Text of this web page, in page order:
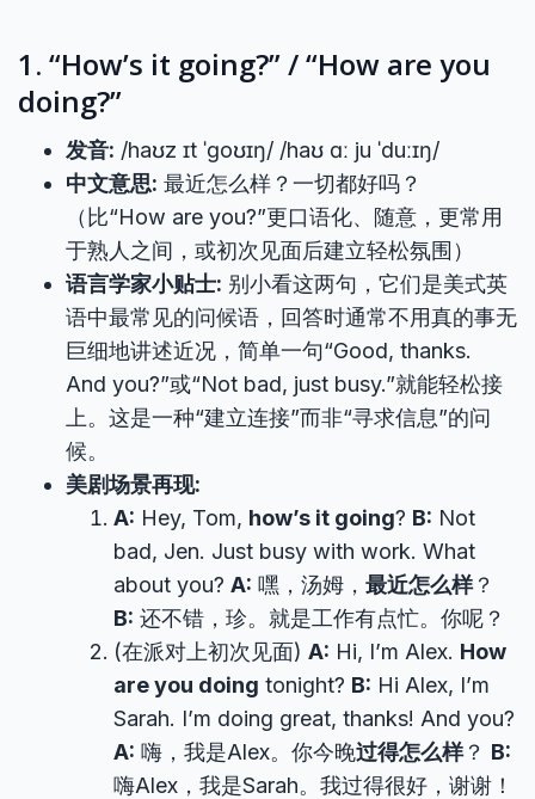
1. “How’s it going?” / “How are you
doing?”
发音: /haʊz ɪt ˈɡoʊɪŋ/ /haʊ ɑː ju ˈduːɪŋ/
中文意思: 最近怎么样？一切都好吗？
（比“How are you?”更口语化、随意，更常用
于熟人之间，或初次见面后建立轻松氛围）
语言学家小贴士: 别小看这两句，它们是美式英
语中最常见的问候语，回答时通常不用真的事无
巨细地讲述近况，简单一句“Good, thanks.
And you?”或“Not bad, just busy.”就能轻松接
上。这是一种“建立连接”而非“寻求信息”的问
候。
美剧场景再现:
A: Hey, Tom, how’s it going? B: Not
bad, Jen. Just busy with work. What
about you? A: 嘿，汤姆， 最近怎么样？
B: 还不错，珍。就是工作有点忙。你呢？
(在派对上初次见面) A: Hi, I’m Alex. How
are you doing tonight? B: Hi Alex, I’m
Sarah. I’m doing great, thanks! And you?
A: 嗨，我是Alex。你今晚过得怎么样？ B:
嗨Alex，我是Sarah。我过得很好，谢谢！